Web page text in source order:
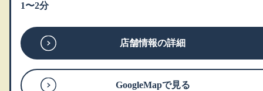
1〜2分
店舗情報の詳細
GoogleMapで見る